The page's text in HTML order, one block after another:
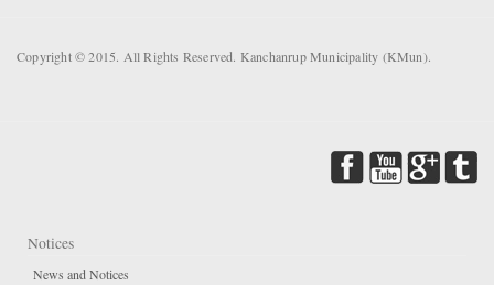
Copyright © 2015. All Rights Reserved. Kanchanrup Municipality (KMun).
Notices
News and Notices